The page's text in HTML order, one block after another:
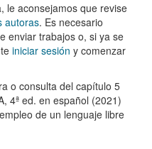
le aconsejamos que revise
autoras. Es necesario
enviar trabajos o, si ya se
iniciar sesión y comenzar
o consulta del capítulo 5
, 4ª ed. en español (2021)
de un lenguaje libre